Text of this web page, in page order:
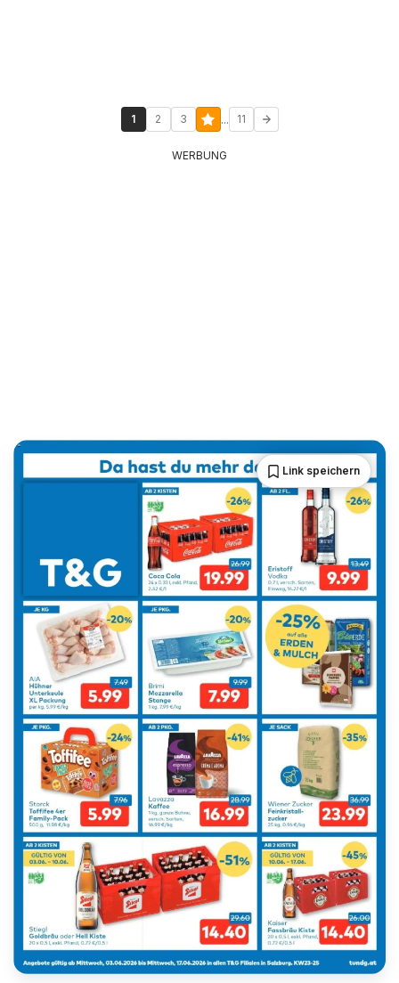
1 2 3 ... 11
WERBUNG
Link speichern